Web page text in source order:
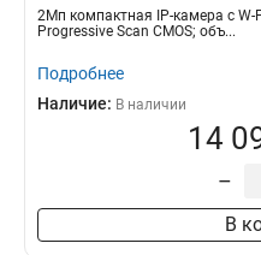
2Мп компактная IP-камера с W-
Progressive Scan CMOS; объ...
Подробнее
Наличие: В наличии
14
–
В